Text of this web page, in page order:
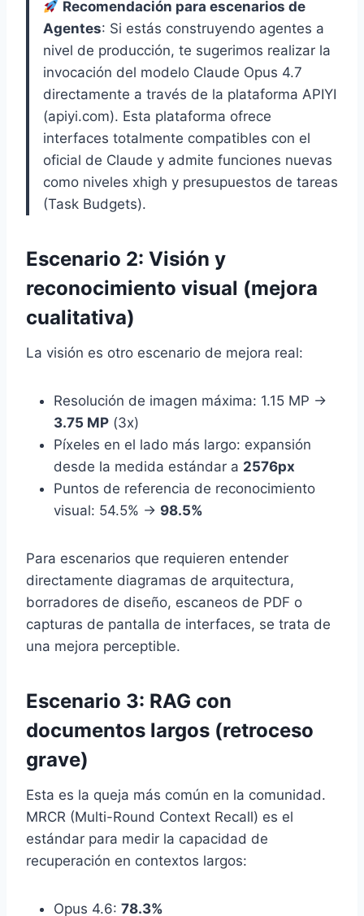
Recomendación para escenarios de
Agentes: Si estás construyendo agentes a
nivel de producción, te sugerimos realizar la
invocación del modelo Claude Opus 4.7
directamente a través de la plataforma APIYI
(apiyi.com). Esta plataforma ofrece
interfaces totalmente compatibles con el
oficial de Claude y admite funciones nuevas
como niveles xhigh y presupuestos de tareas
(Task Budgets).
Escenario 2: Visión y
reconocimiento visual (mejora
cualitativa)
La visión es otro escenario de mejora real:
Resolución de imagen máxima: 1.15 MP →
3.75 MP (3x)
Píxeles en el lado más largo: expansión
desde la medida estándar a 2576px
Puntos de referencia de reconocimiento
visual: 54.5% → 98.5%
Para escenarios que requieren entender
directamente diagramas de arquitectura,
borradores de diseño, escaneos de PDF o
capturas de pantalla de interfaces, se trata de
una mejora perceptible.
Escenario 3: RAG con
documentos largos (retroceso
grave)
Esta es la queja más común en la comunidad.
MRCR (Multi-Round Context Recall) es el
estándar para medir la capacidad de
recuperación en contextos largos:
Opus 4.6: 78.3%